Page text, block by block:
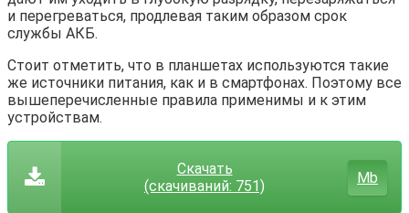
и перегреваться, продлевая таким образом срок
службы АКБ.
Стоит отметить, что в планшетах используются такие
же источники питания, как и в смартфонах. Поэтому все
вышеперечисленные правила применимы и к этим
устройствам.
Скачать
(cкачиваний: 751)
Mb